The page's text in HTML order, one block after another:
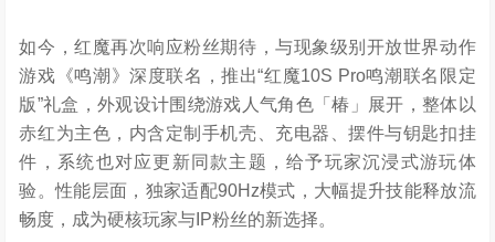
如今，红魔再次响应粉丝期待，与现象级别开放世界动作
游戏《鸣潮》深度联名，推出“红魔10S Pro鸣潮联名限定
版”礼盒，外观设计围绕游戏人气角色「椿」展开，整体以
赤红为主色，内含定制手机壳、充电器、摆件与钥匙扣挂
件，系统也对应更新同款主题，给予玩家沉浸式游玩体
验。性能层面，独家适配90Hz模式，大幅提升技能释放流
畅度，成为硬核玩家与IP粉丝的新选择。